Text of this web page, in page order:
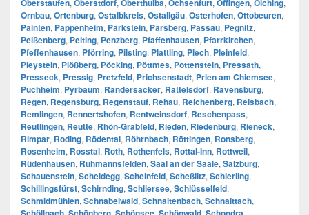
Oberstaufen, Oberstdorf, Oberthulba, Ochsenfurt, Offingen, Olching,
Ornbau, Ortenburg, Ostalbkreis, Ostallgäu, Osterhofen, Ottobeuren,
Painten, Pappenheim, Parkstein, Parsberg, Passau, Pegnitz,
Peißenberg, Peiting, Penzberg, Pfaffenhausen, Pfarrkirchen,
Pfeffenhausen, Pförring, Pilsting, Plattling, Plech, Pleinfeld,
Pleystein, Plößberg, Pöcking, Pöttmes, Pottenstein, Pressath,
Presseck, Pressig, Pretzfeld, Prichsenstadt, Prien am Chiemsee,
Puchheim, Pyrbaum, Randersacker, Rattelsdorf, Ravensburg,
Regen, Regensburg, Regenstauf, Rehau, Reichenberg, Reisbach,
Remlingen, Rennertshofen, Rentweinsdorf, Reschenpass,
Reutlingen, Reutte, Rhön-Grabfeld, Rieden, Riedenburg, Rieneck,
Rimpar, Roding, Rödental, Röhrnbach, Röttingen, Ronsberg,
Rosenheim, Rosstal, Roth, Rothenfels, Rottal-Inn, Rottweil,
Rüdenhausen, Ruhmannsfelden, Saal an der Saale, Salzburg,
Schauenstein, Scheidegg, Scheinfeld, Scheßlitz, Schierling,
Schillingsfürst, Schirnding, Schliersee, Schlüsselfeld,
Schmidmühlen, Schnabelwaid, Schnaitenbach, Schnaittach,